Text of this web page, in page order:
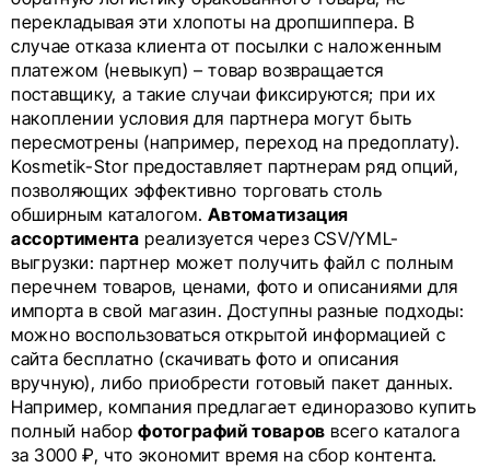
перекладывая эти хлопоты на дропшиппера. В
случае отказа клиента от посылки с наложенным
платежом (невыкуп) – товар возвращается
поставщику, а такие случаи фиксируются; при их
накоплении условия для партнера могут быть
пересмотрены (например, переход на предоплату).
Kosmetik-Stor предоставляет партнерам ряд опций,
позволяющих эффективно торговать столь
обширным каталогом. Автоматизация
ассортимента реализуется через CSV/YML-
выгрузки: партнер может получить файл с полным
перечнем товаров, ценами, фото и описаниями для
импорта в свой магазин. Доступны разные подходы:
можно воспользоваться открытой информацией с
сайта бесплатно (скачивать фото и описания
вручную), либо приобрести готовый пакет данных.
Например, компания предлагает единоразово купить
полный наборфотографий товаров всего каталога
за 3000 ₽, что экономит время на сбор контента.